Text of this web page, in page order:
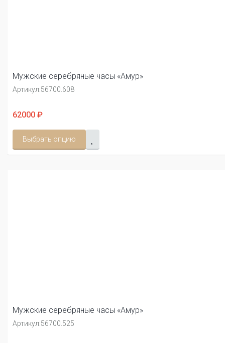
Мужские серебряные часы «Амур»
Артикул:56700.608
62000 ₽
Выбрать опцию
Мужские серебряные часы «Амур»
Артикул:56700.525